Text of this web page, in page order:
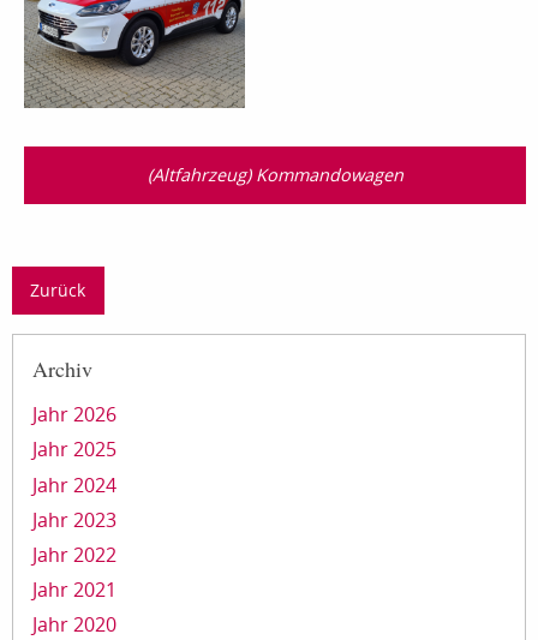
(Altfahrzeug) Kommandowagen
Zurück
Archiv
Jahr 2026
Jahr 2025
Jahr 2024
Jahr 2023
Jahr 2022
Jahr 2021
Jahr 2020